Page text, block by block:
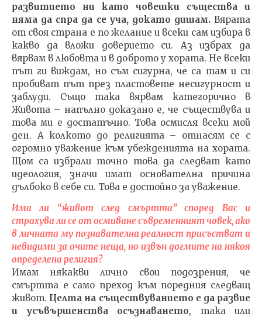
развитието ни като човешки същества и
няма да спра да се уча, докато дишам.Вярата
от своя страна е по желание и всеки сам избира в
какво да вложи доверието си. Аз избрах да
вярвам в любовта и в доброто у хората. Не всеки
път ги виждам, но съм сигурна, че са там и си
пробиват път през пластовете несигурност и
заблуди. Също така вярвам категорично в
Живота – напълно доказано е, че съществува и
това ми е достатъчно. Това осмисля всеки мой
ден. А колкото до религията – отнасям се с
огромно уважение към убежденията на хората.
Щом са избрали точно това да следват като
идеология, значи имат основателна причина
дълбоко в себе си. Това е достойно за уважение.
Има ли “живот след смъртта” според Вас и
страхува ли се от осмиване съвременният човек, ако
в личната му познавателна реалност присъстват и
невидими за очите неща, но извън догмите на някоя
определена религия?
Имам някакви лично свои подозрения, че
смъртта е само преход към поредния следващ
живот. Целта на съществуванието е да развие
и усъвършенства осъзнаването, така или